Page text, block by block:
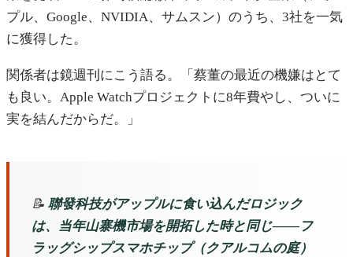
プル、Google、NVIDIA、サムスン）のうち、3社を一気
に獲得した。
関係者は鏡週刊にこう語る。「蔡董の最近の機嫌はとて
も良い。Apple Watchプロジェクトに8年費やし、ついに
実を結んだからだ。」
📝 聯發科技がアップルに食い込んだロジック
は、当年山寨機市場を開拓した時と同じ——フ
ラッグシップスマホチップ（クアルコムの庭）